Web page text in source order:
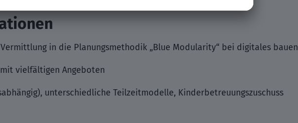
in die Planungsmethodik „Blue Modularity“ bei digitales bauen
vielfältigen Angeboten
unterschiedliche Teilzeitmodelle, Kinderbetreuungszuschuss